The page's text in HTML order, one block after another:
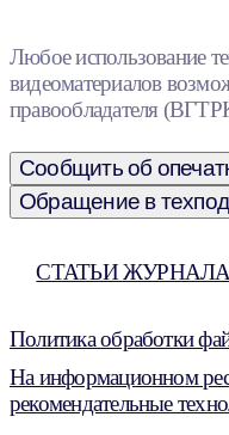
Любое использование
видеоматериалов
правообладателя
Сообщить об
Обращение в
СТАТЬИ ЖУРНАЛА
Политика обработки
На информационном
рекомендательные